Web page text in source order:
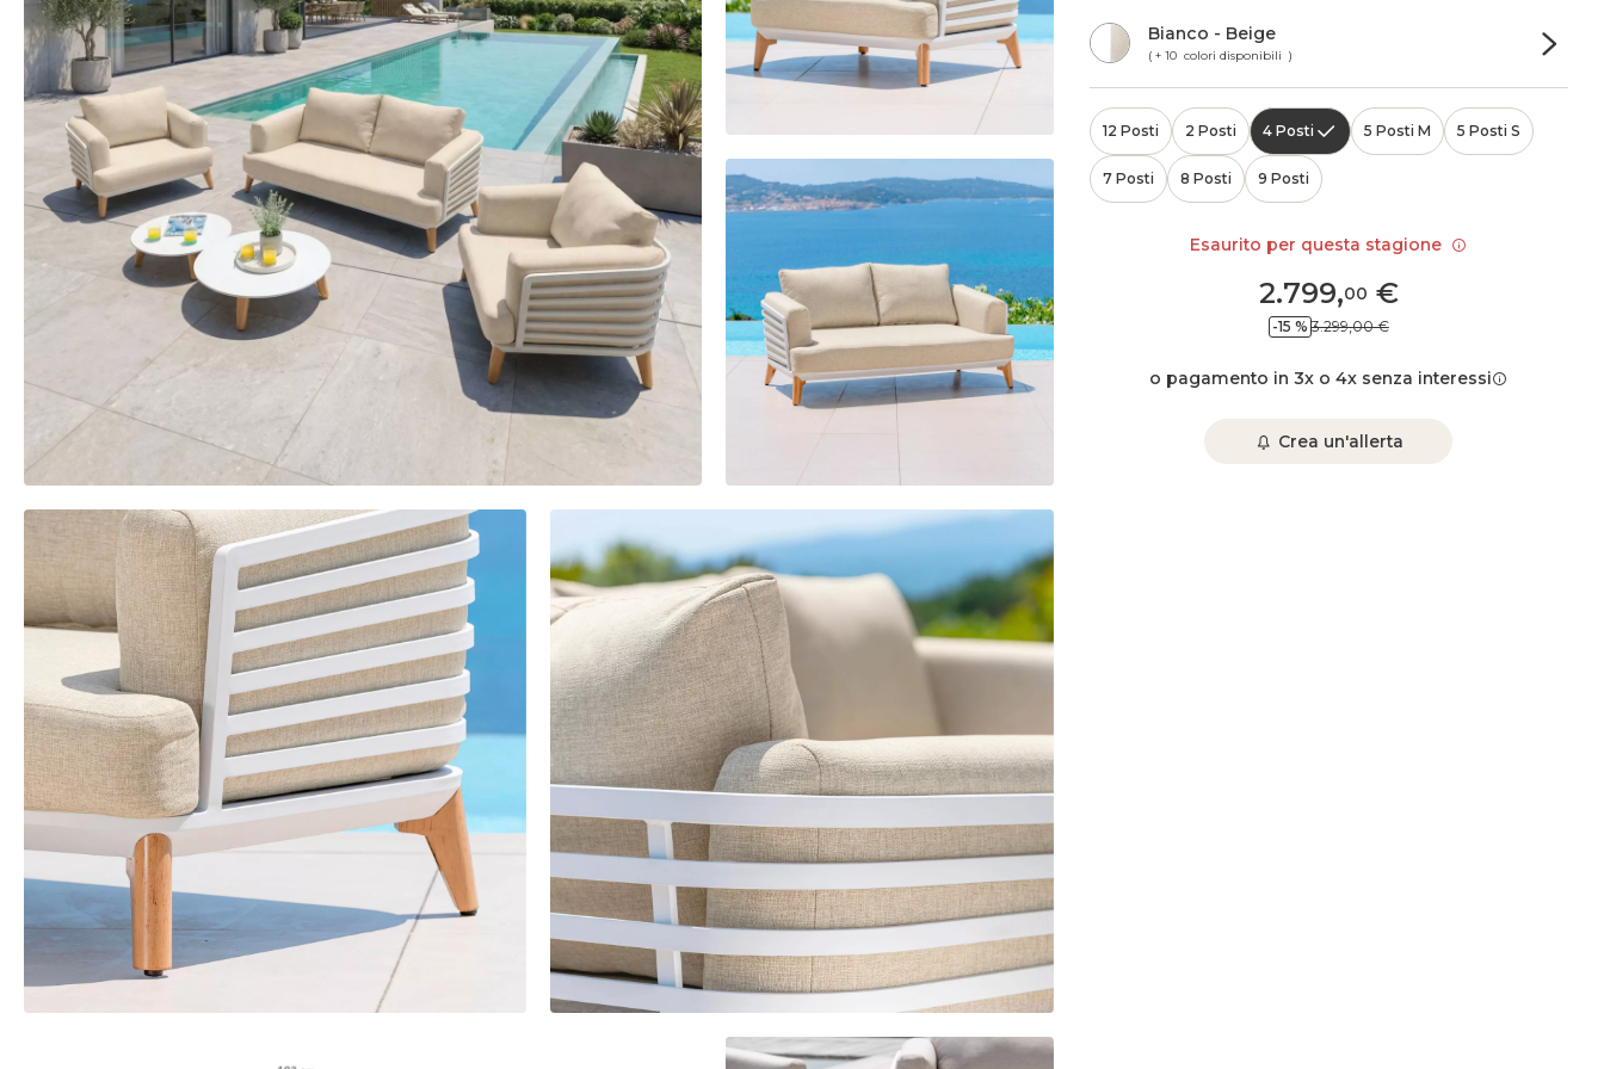
Bianco - Beige
( + 10 colori disponibili )
12 Posti 2 Posti 4 Posti 5 Posti M 5 Posti S
7 Posti 8 Posti 9 Posti
2.799,00 €
-15 % 3.299,00 €
o pagamento in 3x o 4x senza interessi
Crea un'allerta